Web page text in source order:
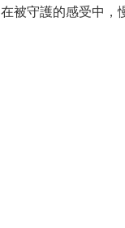
在被守護的感受中，